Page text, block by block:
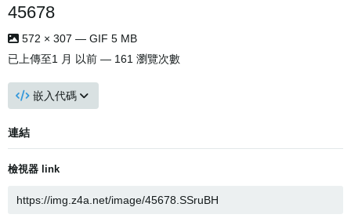
45678
572 × 307 — GIF 5 MB
已上傳至1 月 以前 — 161 瀏覽次數
嵌入代碼
連結
檢視器 link